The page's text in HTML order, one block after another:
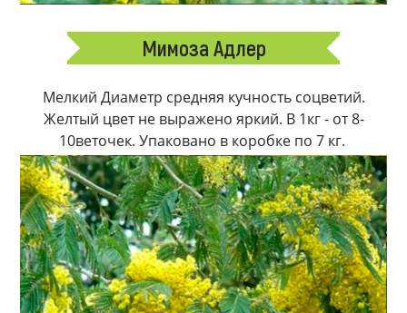
Мимоза Адлер
Мелкий Диаметр средняя кучность соцветий.
Желтый цвет не выражено яркий. В 1кг - от 8-
10веточек. Упаковано в коробке по 7 кг.